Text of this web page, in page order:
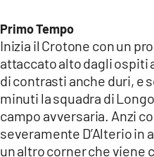
Primo Tempo
Inizia il Crotone con un
attaccato alto dagli ospiti
di contrasti anche duri, e
minuti la squadra di
campo avversaria. Anzi
severamente D’Alterio in
un altro corner che viene